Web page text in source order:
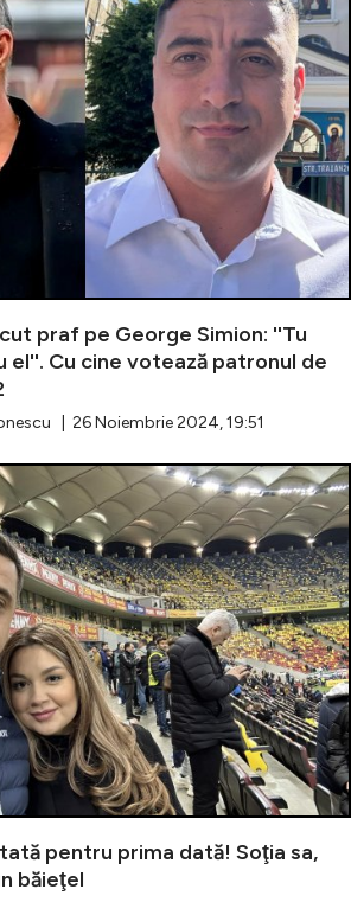
praf pe George Simion: ''Tu
el''. Cu cine votează patronul de
| 26 Noiembrie 2024, 19:51
pentru prima dată! Soţia sa,
băieţel